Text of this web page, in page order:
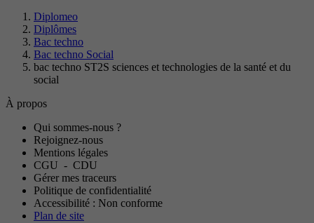
Diplomeo
Diplômes
Bac techno
Bac techno Social
bac techno ST2S sciences et technologies de la santé et du
social
À propos
Qui sommes-nous ?
Rejoignez-nous
Mentions légales
CGU - CDU
Gérer mes traceurs
Politique de confidentialité
Accessibilité : Non conforme
Plan de site